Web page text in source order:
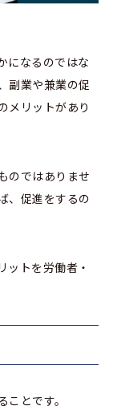
になるのではな
副業や兼業の促
メリットがあり
のではありませ
、促進をするの
ットを労働者・
とです。